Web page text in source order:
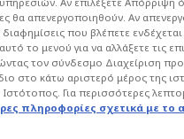
με το θέμα
θα απενεργοποιηθούν. Αν
που βλέπετε ενδέχεται
το μενού για να αλλάξετε τις
τον σύνδεσμο Διαχείριση
στο κάτω αριστερό μέρος της
Για περισσότερες
πληροφορίες σχετικά με το